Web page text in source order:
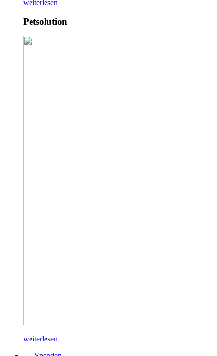
weiterlesen
Petsolution
weiterlesen